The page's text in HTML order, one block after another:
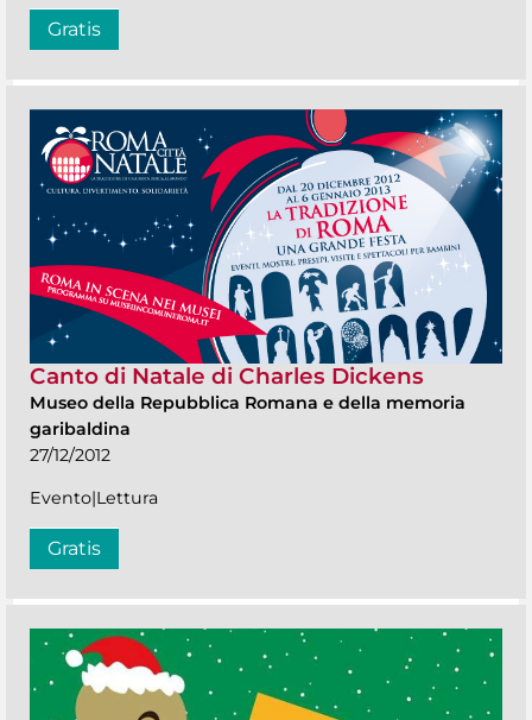
Gratis
Canto di Natale di Charles Dickens
Museo della Repubblica Romana e della memoria
garibaldina
27/12/2012
Evento|Lettura
Gratis